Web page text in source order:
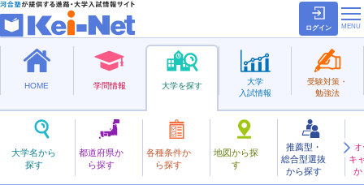
ログイン
HOME 学問情報 大学を探す
大学名から
探す
都道府県か
ら探す
各種条件か
ら探す
地図から探
す
推薦型・
総合型選抜
から探す
キ
か
大学
入試情報
受験対策・
勉強法
私立
にほん
日本大学 お気に入り